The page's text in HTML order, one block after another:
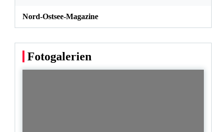
Nord-Ostsee-Magazine
Fotogalerien